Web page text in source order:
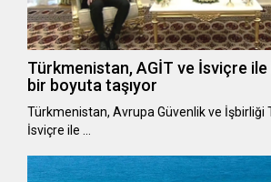
Türkmenistan, AGİT ve İsviçre
bir boyuta taşıyor
Türkmenistan, Avrupa Güvenlik ve İşbirliği
İsviçre ile …